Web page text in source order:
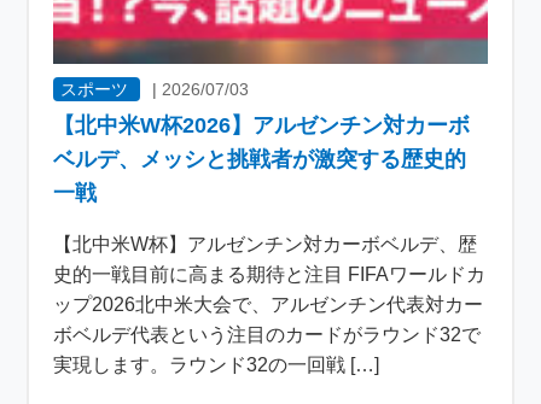
スポーツ | 2026/07/03
【北中米W杯2026】アルゼンチン対カーボ
ベルデ、メッシと挑戦者が激突する歴史的
一戦
【北中米W杯】アルゼンチン対カーボベルデ、歴
史的一戦目前に高まる期待と注目 FIFAワールドカ
ップ2026北中米大会で、アルゼンチン代表対カー
ボベルデ代表という注目のカードがラウンド32で
実現します。ラウンド32の一回戦 […]